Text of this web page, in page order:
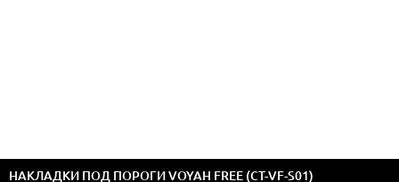
НАКЛАДКИ ПОД ПОРОГИ VOYAH FREE (CT-VF-S01)